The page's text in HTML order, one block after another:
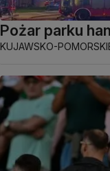
Pożar parku
KUJAWSKO-